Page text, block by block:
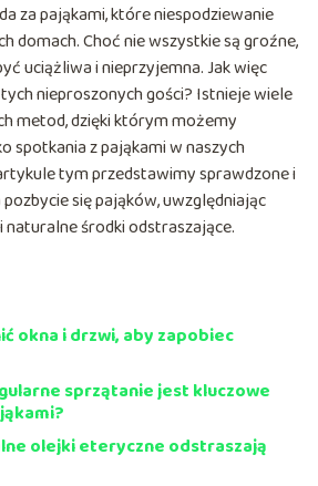
za pająkami, które niespodziewanie
domach. Choć nie wszystkie są groźne,
uciążliwa i nieprzyjemna. Jak więc
nieproszonych gości? Istnieje wiele
metod, dzięki którym możemy
spotkania z pająkami w naszych
tym przedstawimy sprawdzone i
się pająków, uwzględniając
środki odstraszające.
okna i drzwi, aby zapobiec
sprzątanie jest kluczowe
olejki eteryczne odstraszają